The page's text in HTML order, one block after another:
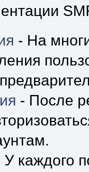
- На
- После
У каждого